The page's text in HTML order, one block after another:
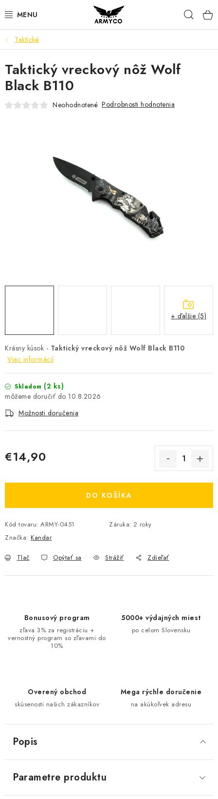
na
NOŽE A INÉ OSTRIE
OUTDOOR & CAMPING
SVIETIDLÁ
Bonusový program
Taktické
Krásny kúsok - Taktický vreckový nôž Wolf Black B110
Viac informácií
Skladom (2 ks)
10.8.2026
Možnosti doručenia
€14,90
DO KOŠÍKA
Kód tovaru: ARMY-0451 Záruka: 2 roky
Značka: Kandar
Tlač Opýtať sa Strážiť Zdieľať
Taktický vreckový nôž Wolf
Black B110
Neohodnotené Podrobnosti hodnotenia
+ ďalšie (5)
Bonusový program
zľava 3% za registráciu +
vernostný program so zľavami do
10%
5000+ výdajných miest
po celom Slovensku
Overený obchod
skúsenosti našich zákazníkov
Mega rýchle doručenie
na akúkoľvek adresu
Popis
Parametre produktu